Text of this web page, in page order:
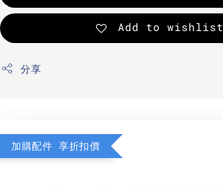
Add to wishlist
分享
加購配件 享折扣價